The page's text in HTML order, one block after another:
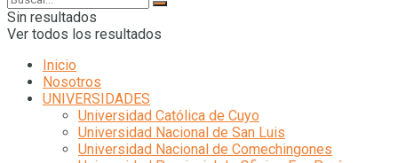
Sin resultados
Ver todos los resultados
Inicio
Nosotros
UNIVERSIDADES
Universidad Católica de Cuyo
Universidad Nacional de San Luis
Universidad Nacional de Comechingones